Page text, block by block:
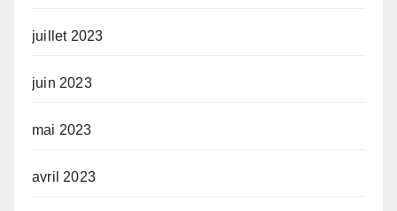
juillet 2023
juin 2023
mai 2023
avril 2023